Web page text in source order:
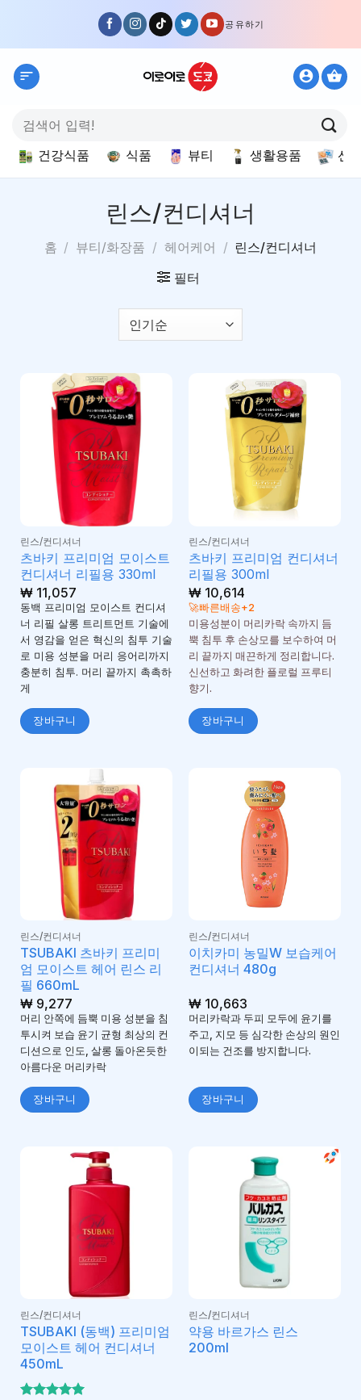
content
공유하기
색:
건강식품 식품 뷰티 생활용품 선
린스/컨디셔너
홈 / 뷰티/화장품 / 헤어케어 / 린스/컨디셔너
필터
린스/컨디셔너
츠바키 프리미엄 모이스트
컨디셔너 리필용 330ml
₩11,057
동백 프리미엄 모이스트 컨디셔
너 리필 살롱 트리트먼트 기술에
서 영감을 얻은 혁신의 침투 기술
로 미용 성분을 머리 응어리까지
충분히 침투. 머리 끝까지 촉촉하
게
장바구니
린스/컨디셔너
츠바키 프리미엄 컨디셔너
리필용 300ml
₩10,614
🚀빠른배송+2
미용성분이 머리카락 속까지 듬
뿍 침투 후 손상모를 보수하여 머
리 끝까지 매끈하게 정리합니다.
신선하고 화려한 플로럴 프루티
향기.
장바구니
린스/컨디셔너
TSUBAKI 츠바키 프리미
엄 모이스트 헤어 린스 리
필 660mL
₩9,277
머리 안쪽에 듬뿍 미용 성분을 침
투시켜 보습 윤기 균형 최상의 컨
디션으로 인도, 살롱 돌아온듯한
아름다운 머리카락
장바구니
린스/컨디셔너
이치카미 농밀W 보습케어
컨디셔너 480g
₩10,663
머리카락과 두피 모두에 윤기를
주고, 지모 등 심각한 손상의 원인
이되는 건조를 방지합니다.
장바구니
린스/컨디셔너
TSUBAKI (동백) 프리미엄
모이스트 헤어 컨디셔너
450mL
린스/컨디셔너
약용 바르가스 린스
200ml